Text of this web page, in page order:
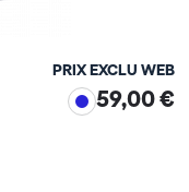
PRIX EXCLU WEB
59,00 €